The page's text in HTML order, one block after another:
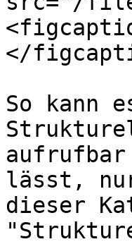
</
So kann
aufrufbar
lässt,
dieser